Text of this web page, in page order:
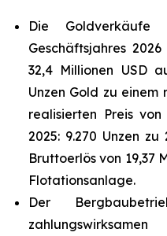
Die
Geschäftsjahres
32,4 Millionen USD
Unzen Gold zu einem
realisierten Preis
2025: 9.270 Unzen
Bruttoerlös von 19,37
Flotationsanlage.
Der